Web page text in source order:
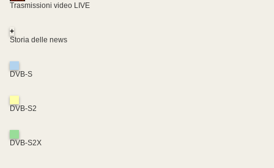
Trasmissioni video LIVE
+
Storia delle news
DVB-S
DVB-S2
DVB-S2X